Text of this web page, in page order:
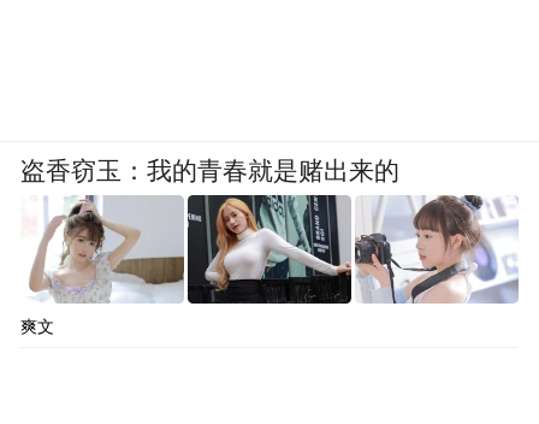
盗香窃玉：我的青春就是赌出来的
爽文